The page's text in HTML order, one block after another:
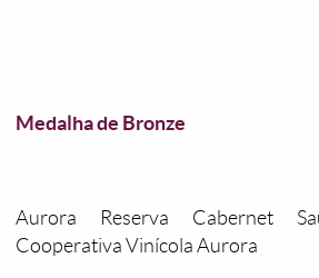
Medalha de Bronze
Aurora Reserva Cabernet
Cooperativa Vinícola Aurora